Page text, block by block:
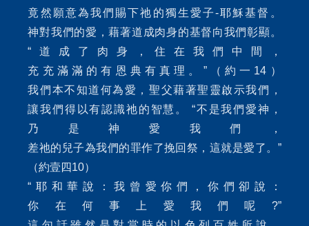
竟然願意為我們賜下祂的獨生愛子-耶穌基督。
神對我們的愛，藉著道成肉身的基督向我們彰顯。
“道成了肉身，住在我們中間，
充充滿滿的有恩典有真理。”（約一14）
我們本不知道何為愛，聖父藉著聖靈啟示我們，
讓我們得以有認識祂的智慧。 “不是我們愛神，
乃是神愛我們，
差祂的兒子為我們的罪作了挽回祭，這就是愛了。”
（約壹四10）
“耶和華說：我曾愛你們，你們卻說：
你在何事上愛我們呢?”